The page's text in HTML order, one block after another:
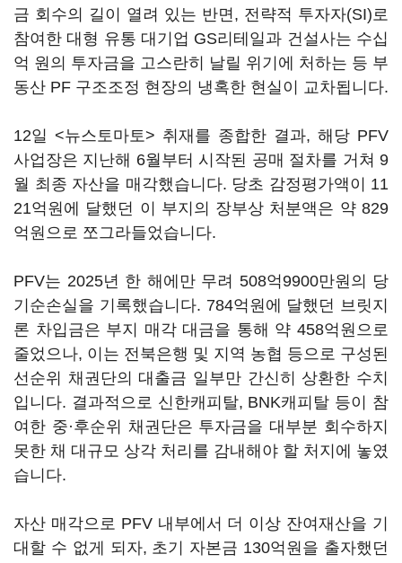
금 회수의 길이 열려 있는 반면, 전략적 투자자(SI)로
참여한 대형 유통 대기업 GS리테일과 건설사는 수십
억 원의 투자금을 고스란히 날릴 위기에 처하는 등 부
동산 PF 구조조정 현장의 냉혹한 현실이 교차됩니다.
12일 <뉴스토마토> 취재를 종합한 결과, 해당 PFV
사업장은 지난해 6월부터 시작된 공매 절차를 거쳐 9
월 최종 자산을 매각했습니다. 당초 감정평가액이 11
21억원에 달했던 이 부지의 장부상 처분액은 약 829
억원으로 쪼그라들었습니다.
PFV는 2025년 한 해에만 무려 508억9900만원의 당
기순손실을 기록했습니다. 784억원에 달했던 브릿지
론 차입금은 부지 매각 대금을 통해 약 458억원으로
줄었으나, 이는 전북은행 및 지역 농협 등으로 구성된
선순위 채권단의 대출금 일부만 간신히 상환한 수치
입니다. 결과적으로 신한캐피탈, BNK캐피탈 등이 참
여한 중·후순위 채권단은 투자금을 대부분 회수하지
못한 채 대규모 상각 처리를 감내해야 할 처지에 놓였
습니다.
자산 매각으로 PFV 내부에서 더 이상 잔여재산을 기
대할 수 없게 되자, 초기 자본금 130억원을 출자했던